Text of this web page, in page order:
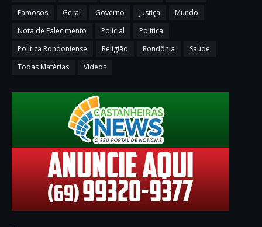
Famosos
Geral Governo Justiça
Mundo
Nota de Falecimento
Policial
Politica
Política Rondoniense
Religião Rondônia
Saúde
Todas Matérias
Videos